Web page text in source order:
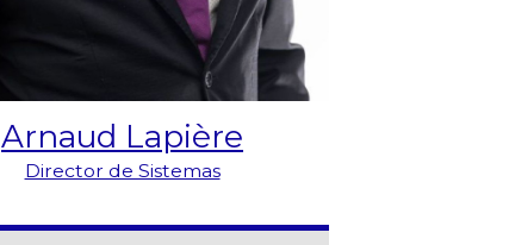
Arnaud Lapière
Director de Sistemas